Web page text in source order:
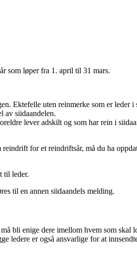
som løper fra 1. april til 31 mars.
Ektefelle uten reinmerke som er leder
av siidaandelen.
lever adskilt og som har rein i
for et reindriftsår, må du ha
til leder.
til en annen siidaandels melding.
bli enige dere imellom hvem som skal
ledere er også ansvarlige for at